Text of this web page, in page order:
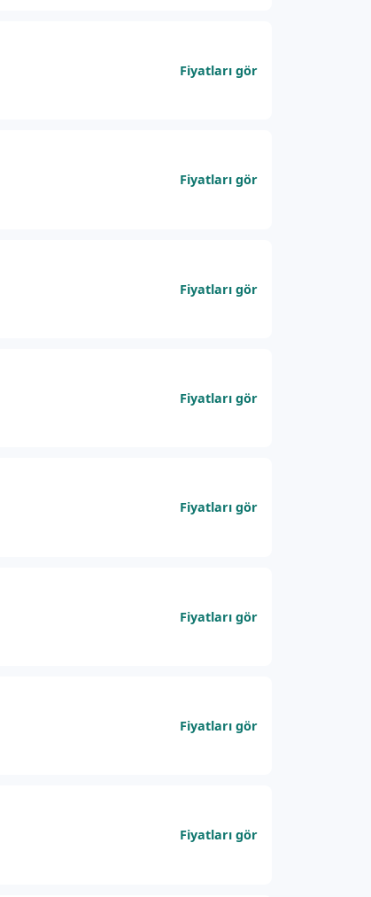
Fiyatları gör
Fiyatları gör
Fiyatları gör
Fiyatları gör
Fiyatları gör
Fiyatları gör
Fiyatları gör
Fiyatları gör